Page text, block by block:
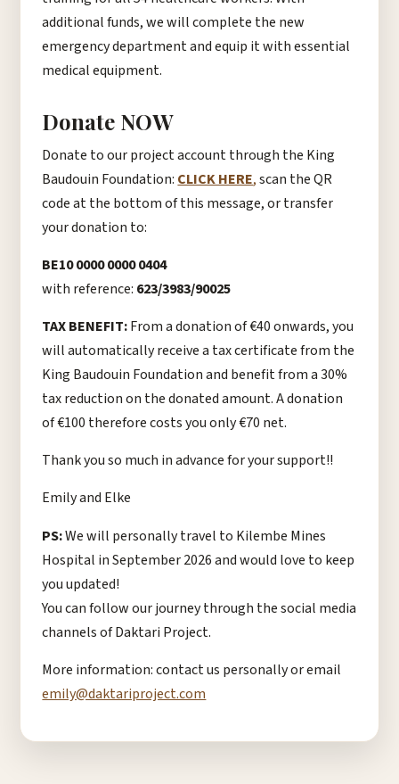
additional funds, we will complete the new
emergency department and equip it with essential
medical equipment.
Donate NOW
Donate to our project account through the King
Baudouin Foundation: CLICK HERE,scan the QR
code at the bottom of this message, or transfer
your donation to:
BE10 0000 0000 0404
with reference: 623/3983/90025
TAX BENEFIT:From a donation of €40 onwards, you
will automatically receive a tax certificate from the
King Baudouin Foundation and benefit from a 30%
tax reduction on the donated amount. A donation
of €100 therefore costs you only €70 net.
Thank you so much in advance for your support!!
Emily and Elke
PS:We will personally travel to Kilembe Mines
Hospital in September 2026 and would love to keep
you updated!
You can follow our journey through the social media
channels of Daktari Project.
More information: contact us personally or email
emily@daktariproject.com